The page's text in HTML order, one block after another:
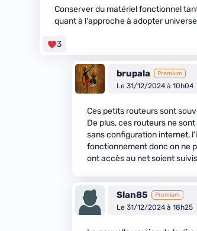
Conserver du matériel fonctionnel
quant à l'approche à adopter
3
brupala Premium
Le 31/12/2024 à 10h04
Ces petits routeurs sont
De plus, ces routeurs ne
sans configuration internet,
fonctionnement donc on ne
ont accès au net soient
Slan85 Premium
Le 31/12/2024 à 18h25